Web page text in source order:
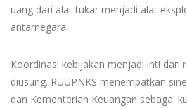
uang dari alat tukar menjadi alat
antarnegara.
Koordinasi kebijakan menjadi inti dari
diusung. RUUPNKS menempatkan
dan Kementerian Keuangan sebagai